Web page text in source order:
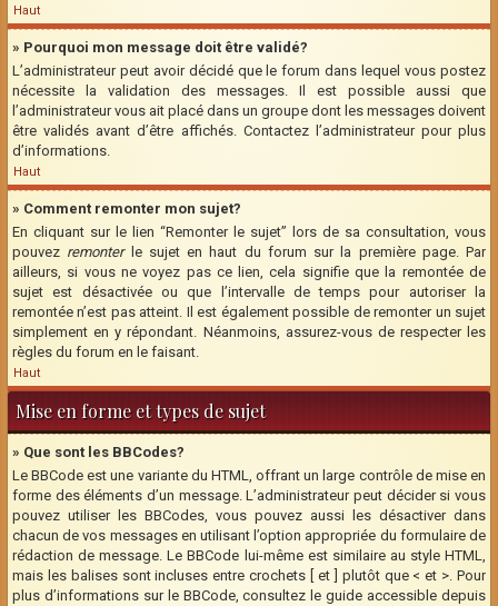
Haut
» Pourquoi mon message doit être validé?
L’administrateur peut avoir décidé que le forum dans lequel vous postez
nécessite la validation des messages. Il est possible aussi que
l’administrateur vous ait placé dans un groupe dont les messages doivent
être validés avant d’être affichés. Contactez l’administrateur pour plus
d’informations.
Haut
» Comment remonter mon sujet?
En cliquant sur le lien “Remonter le sujet” lors de sa consultation, vous
pouvez remonterle sujet en haut du forum sur la première page. Par
ailleurs, si vous ne voyez pas ce lien, cela signifie que la remontée de
sujet est désactivée ou que l’intervalle de temps pour autoriser la
remontée n’est pas atteint. Il est également possible de remonter un sujet
simplement en y répondant. Néanmoins, assurez-vous de respecter les
règles du forum en le faisant.
Haut
Mise en forme et types de sujet
» Que sont les BBCodes?
Le BBCode est une variante du HTML, offrant un large contrôle de mise en
forme des éléments d’un message. L’administrateur peut décider si vous
pouvez utiliser les BBCodes, vous pouvez aussi les désactiver dans
chacun de vos messages en utilisant l’option appropriée du formulaire de
rédaction de message. Le BBCode lui-même est similaire au style HTML,
mais les balises sont incluses entre crochets [ et ] plutôt que < et >. Pour
plus d’informations sur le BBCode, consultez le guide accessible depuis